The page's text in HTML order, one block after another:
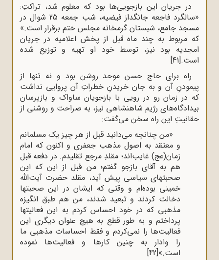
در جریان این بازجویی‌ها بود که معلوم شد، تراکتِ:
«سالگرد فاجعه جانگداز فیضیه، شب جمعه 25 شوال در
مسجد جامع، شبستان گرمخانه مجلس ختم برقرار است.»
که مربوط به چند ماه قبل از پخش اعلامیه در جریان
امجدیه بود نیز، توسط خود او تهیه و توزیع شده
است.[41]
راه برای حاج حسن موحد روشن بود و نه تنها از
پیمودنِ آن و به جان خریدنِ خطراتِ آن پروایی نداشت
که در زمان رو در رویی با بازجویان ساواک و بازپرسان
بیدادگاه‌های رژیم شاهنشاهی نیز، به صراحت و روشنی از
حقانیتِ این راه سخن می‌گفت:
«من چنانچه می‌دانید قبل از هر چیز یک مسلمانم
و معتقد به اصول مذهب جعفری و اکنون که امام
زمان(عج) غایب‌اند؛ مقلدِ مرجع تقلیدم. در دفعه قبل
هم به آقای بازجو گفتم؛ من قبل از این که این
صحبتهای سیاسی پیش آید، مقلد حضرت آیت‌الله
خمینی بوده‌ام و وقتی که ایشان در این صحبتها
دخالت کردند و تبعید شدند، من هم طبق انگیزه
مذهبی که در خود احساس کردم به این فعالیتها
پرداختم و به طور قطع به هیچ عنوان دیگری این
فعالیت‌ها را نمی‌کردم و فقط احساسات مذهبی ما
را وادار به چنین کارها و فعالیت‌ها نموده
است.»[42]